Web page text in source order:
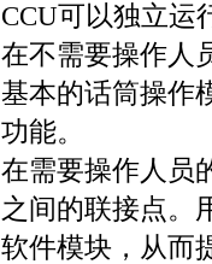
CCU可以独立运
在不需要操作人
基本的话筒操作
功能。
在需要操作人员
之间的联接点。
软件模块，从而